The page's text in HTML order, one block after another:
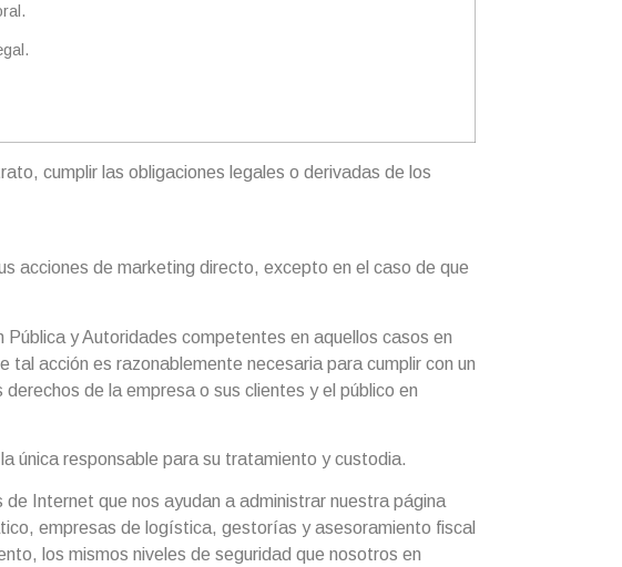
cumplir las obligaciones legales o derivadas de los
acciones de marketing directo, excepto en el caso de que
y Autoridades competentes en aquellos casos en
acción es razonablemente necesaria para cumplir con un
de la empresa o sus clientes y el público en
única responsable para su tratamiento y custodia.
Internet que nos ayudan a administrar nuestra página
empresas de logística, gestorías y asesoramiento fiscal
los mismos niveles de seguridad que nosotros en